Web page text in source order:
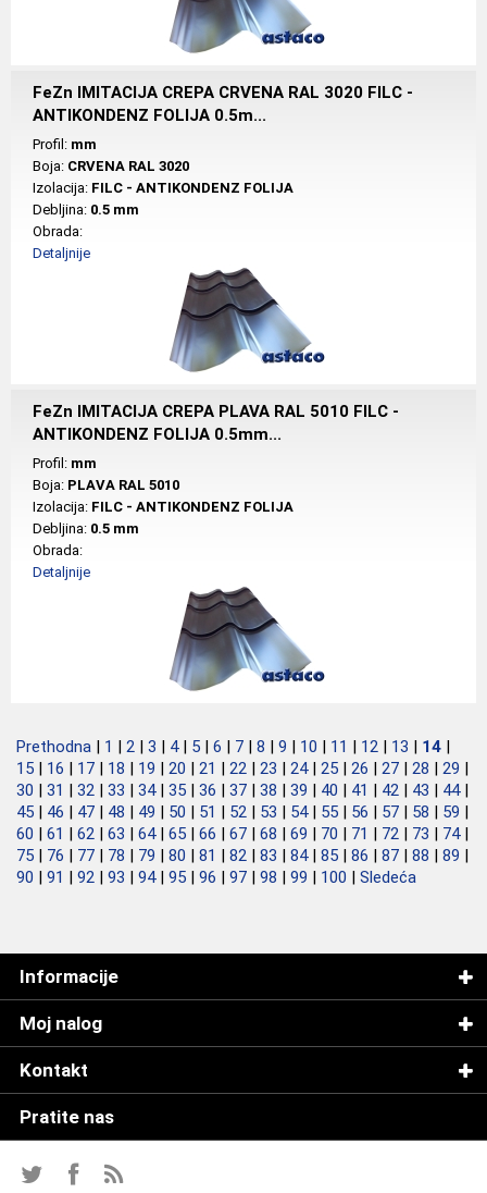
FeZn IMITACIJA CREPA CRVENA RAL 3020 FILC -
ANTIKONDENZ FOLIJA 0.5m...
Profil: mm
Boja: CRVENA RAL 3020
Izolacija: FILC - ANTIKONDENZ FOLIJA
Debljina: 0.5 mm
Obrada:
Detaljnije
FeZn IMITACIJA CREPA PLAVA RAL 5010 FILC -
ANTIKONDENZ FOLIJA 0.5mm...
Profil: mm
Boja: PLAVA RAL 5010
Izolacija: FILC - ANTIKONDENZ FOLIJA
Debljina: 0.5 mm
Obrada:
Detaljnije
Prethodna | 1 | 2 | 3 | 4| 5 | 6 | 7 | 8 | 9 | 10 | 11 | 12 | 13 | 14 |
15 | 16 | 17 | 18 | 19 | 20 | 21 | 22 | 23 | 24| 25 | 26 | 27 | 28 | 29 |
30 | 31 | 32 | 33 | 34| 35 | 36 | 37 | 38 | 39 | 40 | 41 | 42 | 43 | 44|
45 | 46 | 47 | 48 | 49 | 50 | 51 | 52 | 53 | 54| 55 | 56 | 57 | 58 | 59 |
60 | 61 | 62 | 63 | 64| 65 | 66 | 67 | 68 | 69 | 70 | 71 | 72 | 73 | 74|
75 | 76 | 77 | 78 | 79 | 80 | 81 | 82 | 83 | 84| 85 | 86 | 87 | 88 | 89 |
90 | 91 | 92 | 93 | 94| 95 | 96 | 97 | 98 | 99 | 100 | Sledeća
Informacije
Moj nalog
Kontakt
Pratite nas